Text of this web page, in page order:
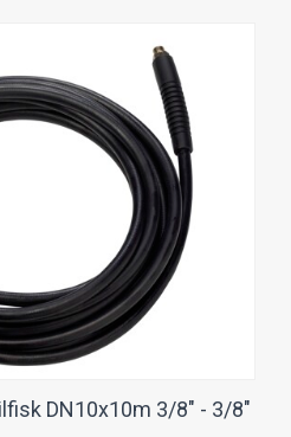
DN10x10m 3/8" - 3/8"